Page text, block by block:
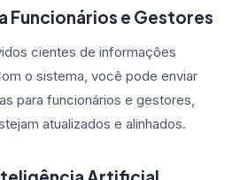
Funcionários e Gestores
cientes de informações
o sistema, você pode enviar
para funcionários e gestores,
atualizados e alinhados.